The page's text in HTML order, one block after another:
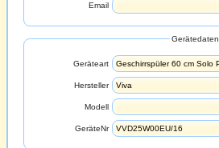
Email
Gerätedaten
Geräteart
Hersteller
Modell
GeräteNr